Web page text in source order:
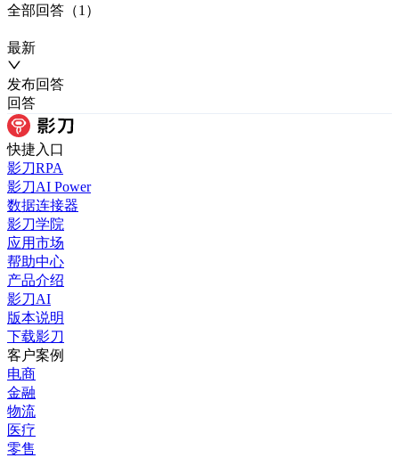
全部回答 （1 ）
最新
发布回答
回答
快捷入口
影刀RPA
影刀AI Power
数据连接器
影刀学院
应用市场
帮助中心
产品介绍
影刀AI
版本说明
下载影刀
客户案例
电商
金融
物流
医疗
零售